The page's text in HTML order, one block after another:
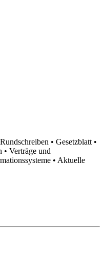
• Gesetzblatt •
• Verträge und
• Aktuelle